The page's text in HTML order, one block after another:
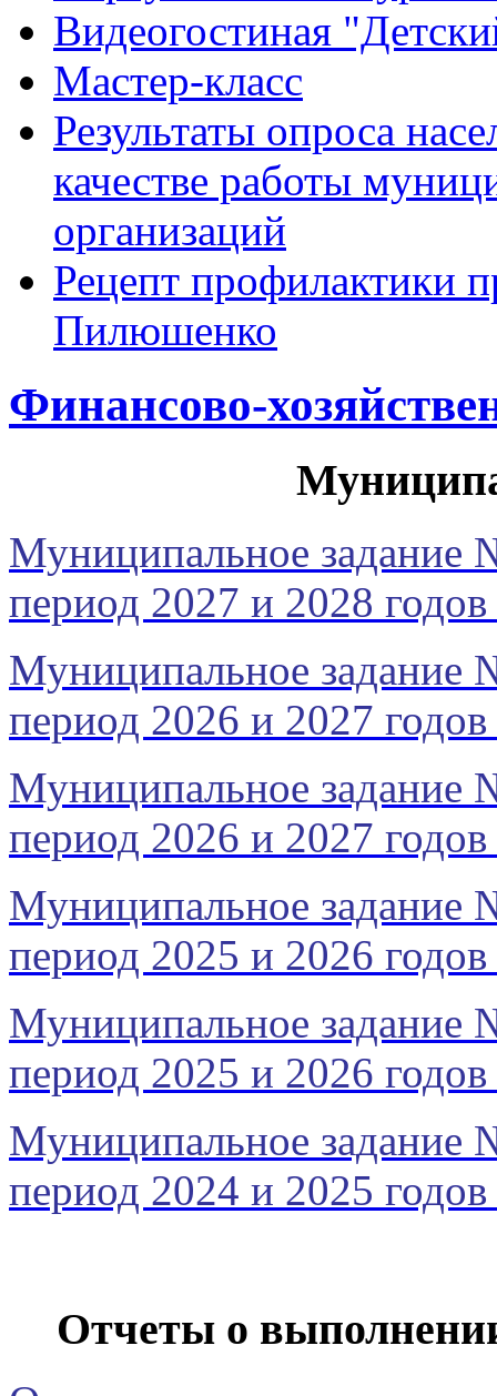
Видеогостиная
Мастер-класс
Результаты опроса
качестве работы
организаций
Рецепт профилактики
Пилюшенко
Финансово-
Муниципальное задание
период 2027 и 2028
Муниципальное задание
период 2026 и 2027
Муниципальное задание
период 2026 и 2027
Муниципальное задание
период 2025 и 2026
Муниципальное задание
период 2025 и 2026
Муниципальное задание
период 2024 и 2025
Отчеты о